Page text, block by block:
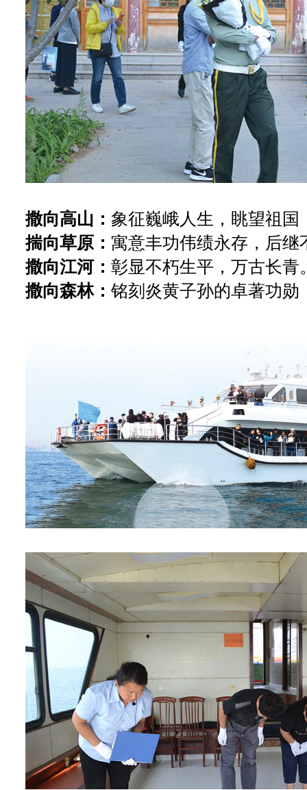
撒向高山：象征巍峨人生，眺望祖国
揣向草原：寓意丰功伟绩永存，后继
撒向江河：彰显不朽生平，万古长青
撒向森林：铭刻炎黄子孙的卓著功勋